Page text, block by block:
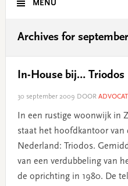
MENU
Archives for
In-House bij… Triodos
30 september 2009 DOOR
In een rustige woonwijk in
staat het hoofdkantoor van
Nederland: Triodos.
van een verdubbeling van
de oprichting in 1980. De